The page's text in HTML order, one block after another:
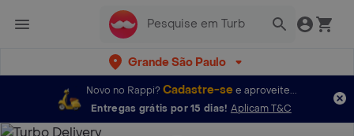
Grande São Paulo
Novo no Rappi? Cadastre-se e aproveite...
Entregas grátis por 15 dias! Aplicam T&C